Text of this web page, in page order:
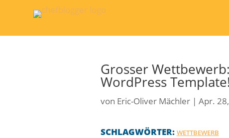
Grosser
WordPress Template!
von Eric-Oliver Mächler| Apr.
SCHLAGWÖRTER: WETTBEWERB